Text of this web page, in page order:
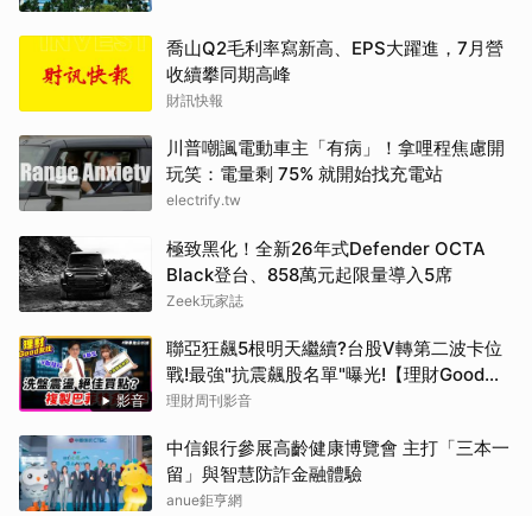
喬山Q2毛利率寫新高、EPS大躍進，7月營
收續攀同期高峰
財訊快報
川普嘲諷電動車主「有病」！拿哩程焦慮開
玩笑：電量剩 75% 就開始找充電站
electrify.tw
極致黑化！全新26年式Defender OCTA
Black登台、858萬元起限量導入5席
Zeek玩家誌
影音
聯亞狂飆5根明天繼續?台股V轉第二波卡位
戰!最強"抗震飆股名單"曝光!【理財Good友
社】 EP151|20260806（開啟CC字幕）
理財周刊影音
中信銀行參展高齡健康博覽會 主打「三本一
留」與智慧防詐金融體驗
anue鉅亨網